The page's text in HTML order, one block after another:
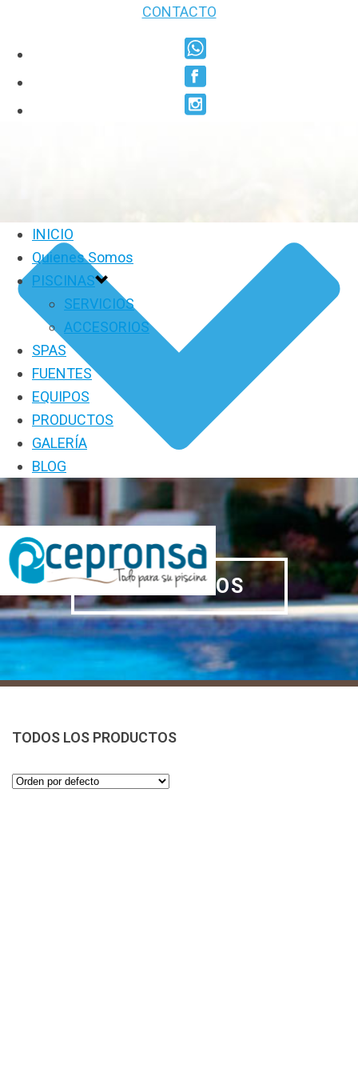
CONTACTO
INICIO
Quienes Somos
PISCINAS
SERVICIOS
ACCESORIOS
SPAS
FUENTES
EQUIPOS
PRODUCTOS
GALERÍA
BLOG
PRODUCTOS
TODOS LOS PRODUCTOS